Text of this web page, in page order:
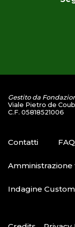
Gestito da
Viale Pietro de
C.F. 05818521006
Contatti FAQ
Indagine